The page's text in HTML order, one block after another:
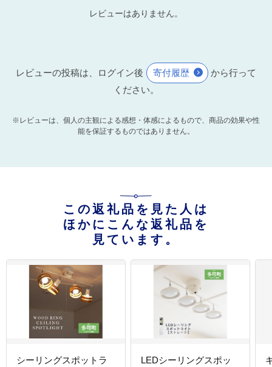
レビューはありません。
レビューの投稿は、ログイン後 寄付履歴
から行って
ください。
※レビューは、個人の主観による感想・体感によるもので、商品の効果や性
能を保証するものではありません。
この返礼品を見た人は
ほかにこんな返礼品を
見ています。
シーリングスポットラ
LEDシーリングスポッ